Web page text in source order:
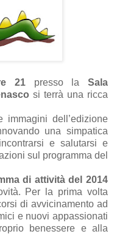
21 presso la Sala
si terrà una ricca
immagini dell’edizione
una simpatica
e salutarsi e
sul programma del
di attività del 2014
Per la prima volta
di avvicinamento ad
e nuovi appassionati
benessere e alla